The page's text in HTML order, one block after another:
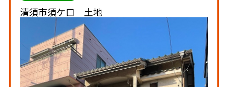
清須市須ケ口 土地